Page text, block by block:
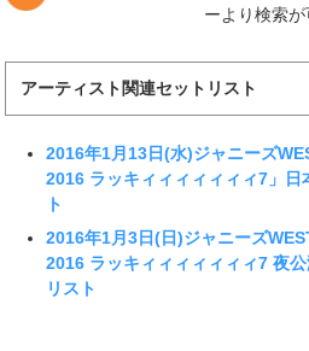
ーより検索が
アーティスト関連セットリスト
2016年1月13日(水)ジャニーズ
2016 ラッキィィィィィィィ7」日
ト
2016年1月3日(日)ジャニーズ
2016 ラッキィィィィィィィ7 夜
リスト